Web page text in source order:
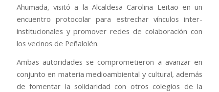
Ahumada, visitó a la Alcaldesa Carolina Leitao en un
encuentro protocolar para estrechar vínculos inter-
institucionales y promover redes de colaboración con
los vecinos de Peñalolén.
Ambas autoridades se comprometieron a avanzar en
conjunto en materia medioambiental y cultural, además
de fomentar la solidaridad con otros colegios de la